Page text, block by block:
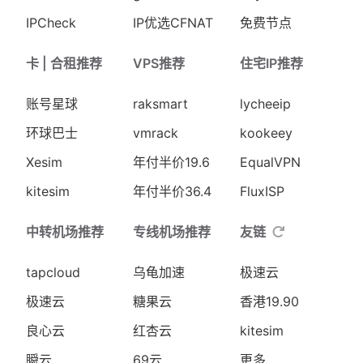
IPCheck
IP优选CFNAT
免费节点
卡 | 合租推荐
账号星球
环球巴士
Xesim
kitesim
VPS推荐
raksmart
vmrack
年付半价19.6
年付半价36.4
住宅IP推荐
lycheeip
kookeey
EqualVPN
FluxISP
中转机场推荐
tapcloud
极速云
良心云
瞬云
专线机场推荐
乌龟加速
糖果云
红杏云
69云
友链
极速云
香港19.90
kitesim
更多